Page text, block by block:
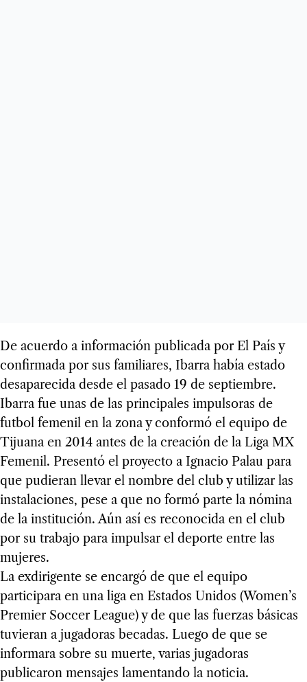
De acuerdo a información publicada por El País y
confirmada por sus familiares, Ibarra había estado
desaparecida desde el pasado 19 de septiembre.
Ibarra fue unas de las principales impulsoras de
futbol femenil en la zona y conformó el equipo de
Tijuana en 2014 antes de la creación de la Liga MX
Femenil. Presentó el proyecto a Ignacio Palau para
que pudieran llevar el nombre del club y utilizar las
instalaciones, pese a que no formó parte la nómina
de la institución. Aún así es reconocida en el club
por su trabajo para impulsar el deporte entre las
mujeres.
La exdirigente se encargó de que el equipo
participara en una liga en Estados Unidos (Women’s
Premier Soccer League) y de que las fuerzas básicas
tuvieran a jugadoras becadas. Luego de que se
informara sobre su muerte, varias jugadoras
publicaron mensajes lamentando la noticia.